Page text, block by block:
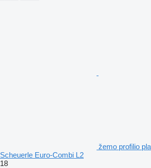
žemo profilio
Scheuerle Euro-Combi L2
18